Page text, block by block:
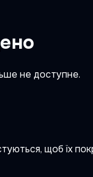
не доступне.
щоб їх